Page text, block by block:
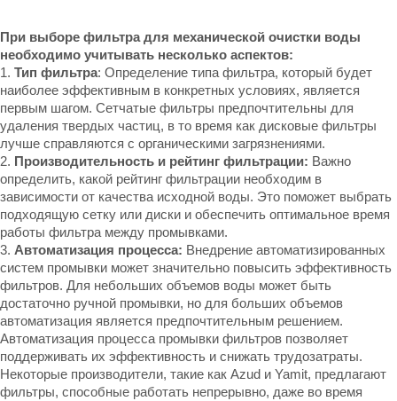
При выборе фильтра для механической очистки воды
необходимо учитывать несколько аспектов:
1. Тип фильтра: Определение типа фильтра, который будет
наиболее эффективным в конкретных условиях, является
первым шагом. Сетчатые фильтры предпочтительны для
удаления твердых частиц, в то время как дисковые фильтры
лучше справляются с органическими загрязнениями.
2. Производительность и рейтинг фильтрации: Важно
определить, какой рейтинг фильтрации необходим в
зависимости от качества исходной воды. Это поможет выбрать
подходящую сетку или диски и обеспечить оптимальное время
работы фильтра между промывками.
3. Автоматизация процесса: Внедрение автоматизированных
систем промывки может значительно повысить эффективность
фильтров. Для небольших объемов воды может быть
достаточно ручной промывки, но для больших объемов
автоматизация является предпочтительным решением.
Автоматизация процесса промывки фильтров позволяет
поддерживать их эффективность и снижать трудозатраты.
Некоторые производители, такие как Azud и Yamit, предлагают
фильтры, способные работать непрерывно, даже во время